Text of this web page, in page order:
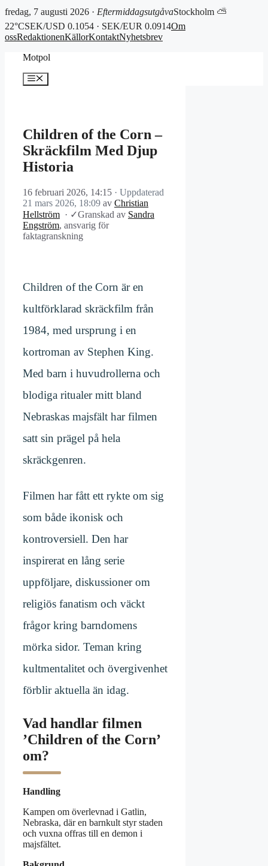
fredag, 7 augusti 2026 · EftermiddagsutgåvaStockholm ⛅
22°CSEK/USD 0.1054 · SEK/EUR 0.0914Om
ossRedaktionenKällorKontaktNyhetsbrev
Motpol
Meny
Children of the Corn –
Skräckfilm Med Djup
Historia
16 februari 2026, 14:15 · Uppdaterad
21 mars 2026, 18:09 av Christian
Hellström · ✓Granskad av Sandra
Engström, ansvarig för
faktagranskning
Children of the Corn är en
kultförklarad skräckfilm från
1984, med ursprung i en
kortroman av Stephen King.
Med barn i huvudrollerna och
blodiga ritualer mitt bland
Nebraskas majsfält har filmen
satt sin prägel på hela
skräckgenren.
Filmen har fått ett rykte om sig
som både ikonisk och
kontroversiell. Den har
inspirerat en lång serie
uppföljare, diskussioner om
religiös fanatism och väckt
frågor kring barndomens
mörka sidor. Teman kring
kultmentalitet och övergivenhet
förblir aktuella än idag.
Vad handlar filmen
’Children of the Corn’
om?
Handling
Kampen om överlevnad i Gatlin,
Nebraska, där en barnkult styr staden
och vuxna offras till en demon i
majsfältet.